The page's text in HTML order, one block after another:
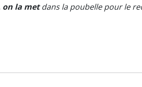
on la metdans la poubelle pour le